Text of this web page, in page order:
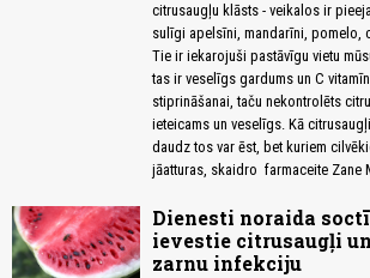
citrusaugļu klāsts - veikalos ir
sulīgi apelsīni, mandarīni, pomelo,
Tie ir iekarojuši pastāvīgu vietu
tas ir veselīgs gardums un C
stiprināšanai, taču nekontrolēts
ieteicams un veselīgs. Kā
daudz tos var ēst, bet kuriem
jāatturas, skaidro farmaceite Zane
Dienesti noraida
ievestie citrusaugļi
zarnu infekciju